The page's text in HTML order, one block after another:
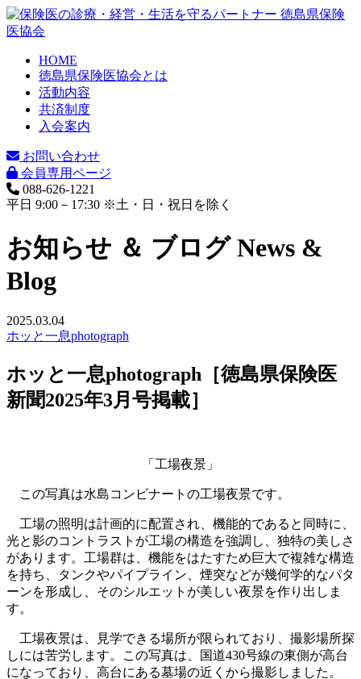
HOME
徳島県保険医協会とは
活動内容
共済制度
入会案内
お問い合わせ
会員専用ページ
088-626-1221
平日 9:00－17:30 ※土・日・祝日を除く
お知らせ ＆ ブログ News &
Blog
2025.03.04
ホッと一息photograph
ホッと一息photograph［徳島県保険医
新聞2025年3月号掲載］
「工場夜景」
この写真は水島コンビナートの工場夜景です。
工場の照明は計画的に配置され、機能的であると同時に、
光と影のコントラストが工場の構造を強調し、独特の美しさ
があります。工場群は、機能をはたすため巨大で複雑な構造
を持ち、タンクやパイプライン、煙突などが幾何学的なパタ
ーンを形成し、そのシルエットが美しい夜景を作り出しま
す。
工場夜景は、見学できる場所が限られており、撮影場所探
しには苦労します。この写真は、国道430号線の東側が高台
になっており、高台にある墓場の近くから撮影しました。